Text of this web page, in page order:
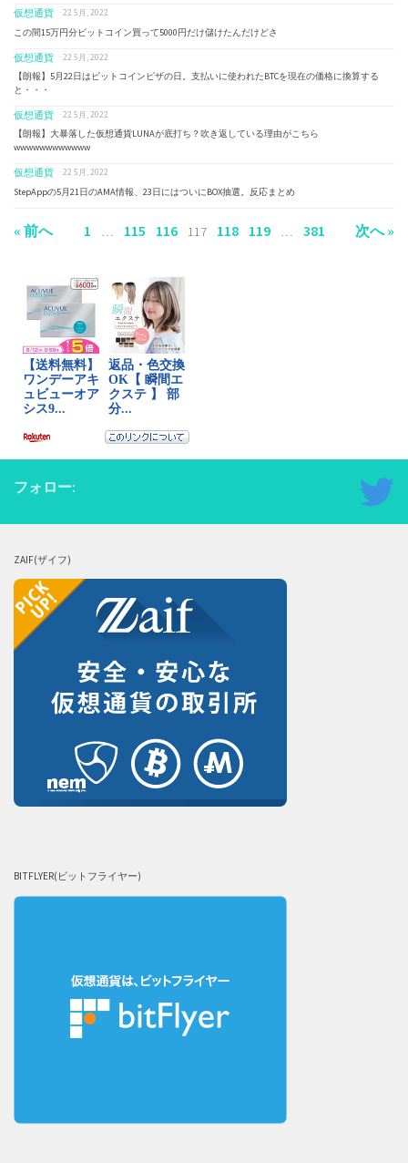
仮想通貨 · 22 5月, 2022
この間15万円分ビットコイン買って5000円だけ儲けたんだけどさ
仮想通貨 · 22 5月, 2022
【朗報】5月22日はビットコインピザの日。支払いに使われたBTCを現在の価格に換算する
と・・・
仮想通貨 · 22 5月, 2022
【朗報】大暴落した仮想通貨LUNAが底打ち？吹き返している理由がこちら
wwwwwwwwwwww
仮想通貨 · 22 5月, 2022
StepAppの5月21日のAMA情報、23日にはついにBOX抽選。反応まとめ
« 前へ 1 … 115 116 117 118 119 … 381 次へ »
フォロー:
ZAIF(ザイフ)
BITFLYER(ビットフライヤー)